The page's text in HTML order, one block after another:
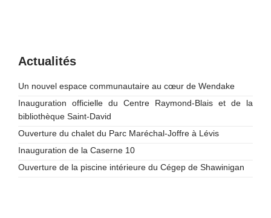
Actualités
Un nouvel espace communautaire au cœur de Wendake
Inauguration officielle du Centre Raymond-Blais et de la
bibliothèque Saint-David
Ouverture du chalet du Parc Maréchal-Joffre à Lévis
Inauguration de la Caserne 10
Ouverture de la piscine intérieure du Cégep de Shawinigan